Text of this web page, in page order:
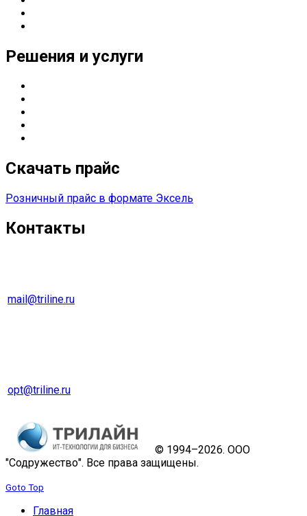
Решения и услуги
Скачать прайс
Розничный прайс в формате Эксель
Контакты
mail@triline.ru
opt@triline.ru
© 1994–2026. ООО
"Содружество". Все права защищены.
Goto Top
Главная